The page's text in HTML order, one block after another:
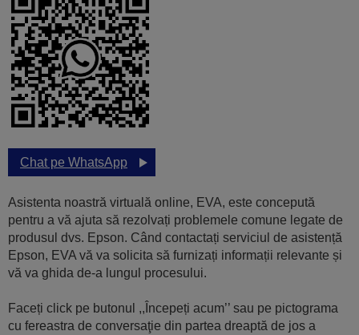
Chat pe WhatsApp
Asistenta noastră virtuală online, EVA, este concepută
pentru a vă ajuta să rezolvați problemele comune legate de
produsul dvs. Epson. Când contactați serviciul de asistență
Epson, EVA vă va solicita să furnizați informații relevante și
vă va ghida de-a lungul procesului.
Faceți click pe butonul ,,Începeți acum’’ sau pe pictograma
cu fereastra de conversaţie din partea dreaptă de jos a